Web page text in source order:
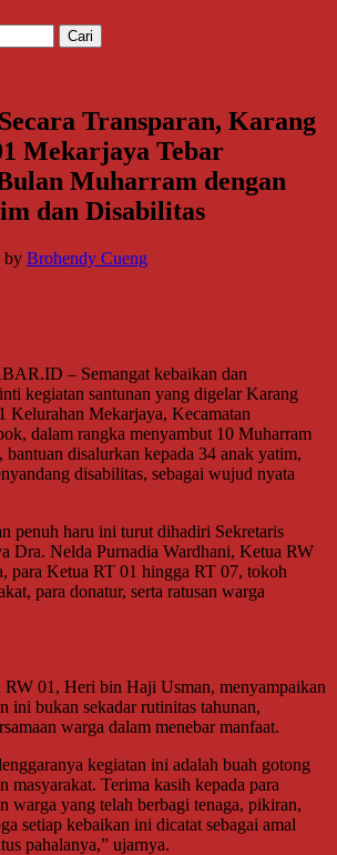
Transparan, Karang
Mekarjaya Tebar
Muharram dengan
dan Disabilitas
by Brohendy Cueng
– Semangat kebaikan dan
kegiatan santunan yang digelar Karang
Kelurahan Mekarjaya, Kecamatan
dalam rangka menyambut 10 Muharram
disalurkan kepada 34 anak yatim,
disabilitas, sebagai wujud nyata
penuh haru ini turut dihadiri Sekretaris
Dra. Nelda Purnadia Wardhani, Ketua RW
para Ketua RT 01 hingga RT 07, tokoh
para donatur, serta ratusan warga
RW 01, Heri bin Haji Usman, menyampaikan
ini bukan sekadar rutinitas tahunan,
warga dalam menebar manfaat.
kegiatan ini adalah buah gotong
masyarakat. Terima kasih kepada para
warga yang telah berbagi tenaga, pikiran,
setiap kebaikan ini dicatat sebagai amal
pahalanya,” ujarnya.